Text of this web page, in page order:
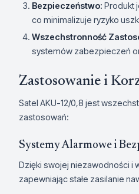
Bezpieczeństwo: Produkt
co minimalizuje ryzyko
Wszechstronność
systemów zabezpieczeń
Zastosowanie i
Satel AKU-12/0,8 jest
zastosowań:
Systemy Alarmowe i
Dzięki swojej niezawodności i
zapewniając stałe zasilanie